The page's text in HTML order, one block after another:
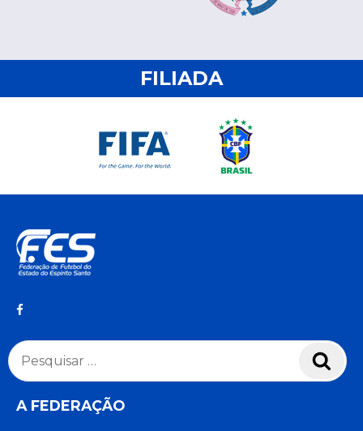
FILIADA
Pesquisar
por:
A FEDERAÇÃO